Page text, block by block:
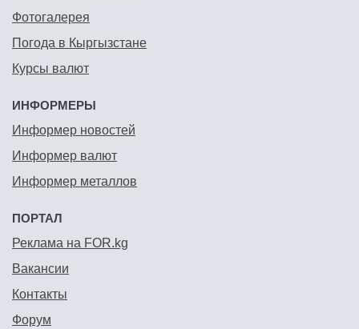
Фотогалерея
Погода в Кыргызстане
Курсы валют
ИНФОРМЕРЫ
Информер новостей
Информер валют
Информер металлов
ПОРТАЛ
Реклама на FOR.kg
Вакансии
Контакты
Форум